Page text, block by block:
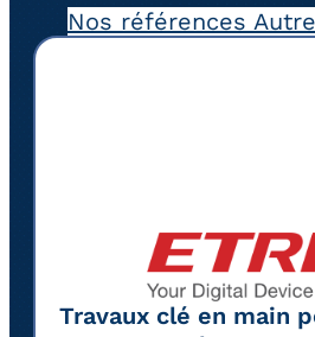
Nos références
Travaux clé en main